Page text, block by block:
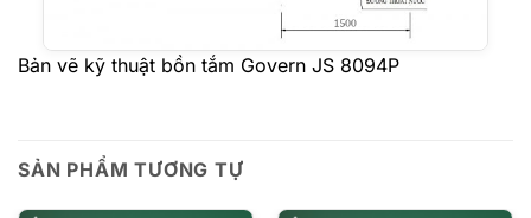
Bản vẽ kỹ thuật bồn tắm Govern JS 8094P
SẢN PHẨM TƯƠNG TỰ